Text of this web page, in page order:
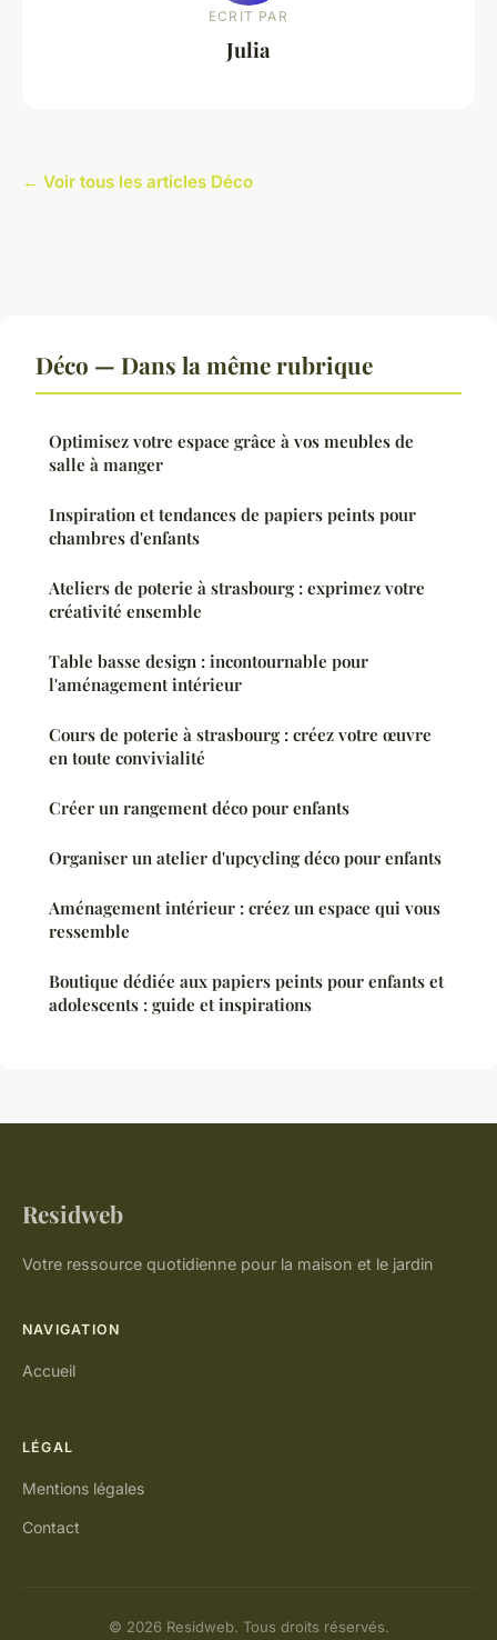
ECRIT PAR
Julia
← Voir tous les articles Déco
Déco — Dans la même rubrique
Optimisez votre espace grâce à vos meubles de
salle à manger
Inspiration et tendances de papiers peints pour
chambres d'enfants
Ateliers de poterie à strasbourg : exprimez votre
créativité ensemble
Table basse design : incontournable pour
l'aménagement intérieur
Cours de poterie à strasbourg : créez votre œuvre
en toute convivialité
Créer un rangement déco pour enfants
Organiser un atelier d'upcycling déco pour enfants
Aménagement intérieur : créez un espace qui vous
ressemble
Boutique dédiée aux papiers peints pour enfants et
adolescents : guide et inspirations
Residweb
Votre ressource quotidienne pour la maison et le jardin
NAVIGATION
Accueil
LÉGAL
Mentions légales
Contact
© 2026 Residweb. Tous droits réservés.